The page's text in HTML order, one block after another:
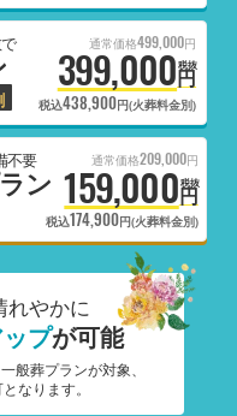
通常価格499,000円
399,000円
税抜
税込438,900円(火葬料金別)
不要
ン
通常価格209,000円
159,000円
税抜
税込174,900円(火葬料金別)
れやかに
プが可能
般葬プランが対象、
なります。